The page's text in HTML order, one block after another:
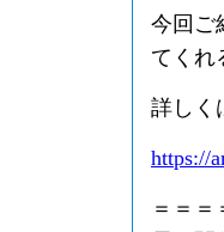
今回ご
てくれ
詳しく
https://
＝＝